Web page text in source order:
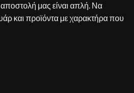
μας είναι απλή. Να
και προϊόντα με χαρακτήρα που